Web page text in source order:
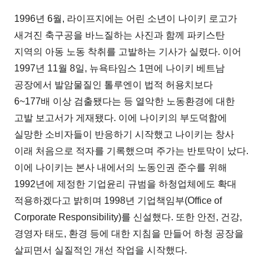
1996년 6월, 라이프지에는 어린 소년이 나이키 로고가
새겨진 축구공을 바느질하는 사진과 함께 파키스탄
지역의 아동 노동 착취를 고발하는 기사가 실렸다. 이어
1997년 11월 8일, 뉴욕타임스 1면에 나이키 베트남
공장에서 발암물질인 톨루엔이 법적 허용치보다
6~177배 이상 검출됐다는 등 열악한 노동환경에 대한
고발 보고서가 게재됐다. 이에 나이키의 부도덕함에
실망한 소비자들이 반응하기 시작했고 나이키는 창사
이래 처음으로 적자를 기록했으며 주가는 반토막이 났다.
이에 나이키는 본사 내에서의 노동인권 준수를 위해
1992년에 제정한 기업윤리 규범을 하청업체에도 확대
적용하겠다고 밝히며 1998년 기업책임부(Office of
Corporate Responsibility)를 신설했다. 또한 안전, 건강,
경영자 태도, 환경 등에 대한 지침을 만들어 하청 공장을
살피면서 실질적인 개선 작업을 시작했다.